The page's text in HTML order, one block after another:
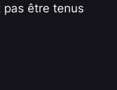
être tenus